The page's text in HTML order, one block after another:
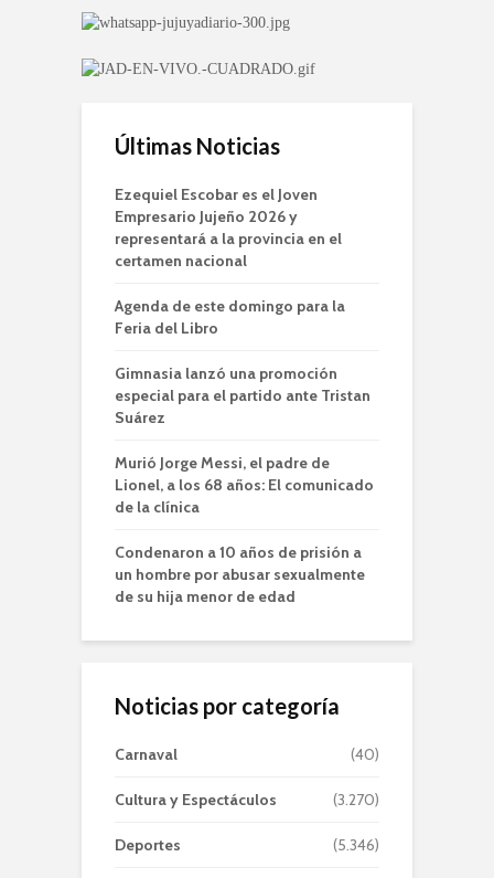
Últimas Noticias
Ezequiel Escobar es el Joven
Empresario Jujeño 2026 y
representará a la provincia en el
certamen nacional
Agenda de este domingo para la
Feria del Libro
Gimnasia lanzó una promoción
especial para el partido ante Tristan
Suárez
Murió Jorge Messi, el padre de
Lionel, a los 68 años: El comunicado
de la clínica
Condenaron a 10 años de prisión a
un hombre por abusar sexualmente
de su hija menor de edad
Noticias por categoría
Carnaval (40)
Cultura y Espectáculos (3.270)
Deportes (5.346)